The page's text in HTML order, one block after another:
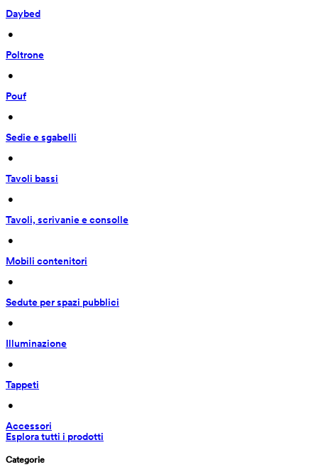
Daybed
•
Poltrone
•
Pouf
•
Sedie e sgabelli
•
Tavoli bassi
•
Tavoli, scrivanie e consolle
•
Mobili contenitori
•
Sedute per spazi pubblici
•
Illuminazione
•
Tappeti
•
Accessori
Esplora tutti i prodotti
Categorie